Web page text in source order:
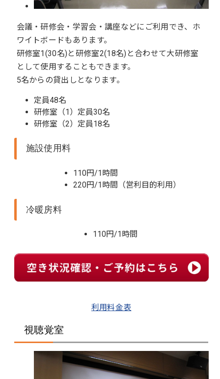
会議・研修会・学習会・講座などにご利用でき、ホ
ワイトボードもあります。
研修室1(30名)と研修室2(18名)と合わせて大研修室
として使用することもできます。
5名からの貸出しとなります。
定員48名
研修室（1）定員30名
研修室（2）定員18名
施設使用料
110円/1時間
220円/1時間（営利目的利用）
冷暖房料
110円/1時間
利用料金表
視聴覚室